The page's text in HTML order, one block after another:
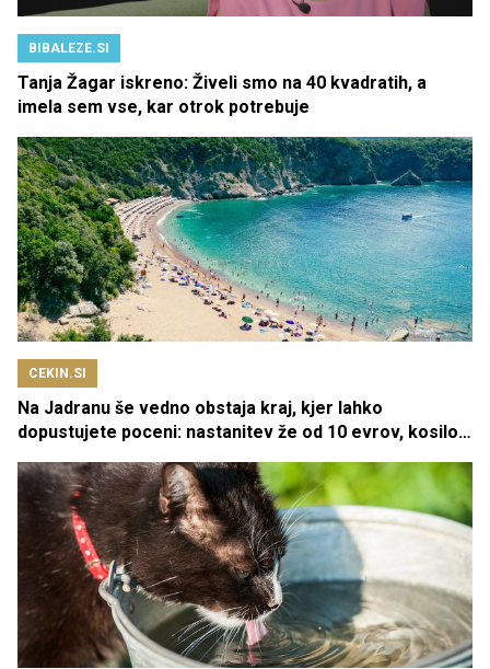
BIBALEZE.SI
Tanja Žagar iskreno: Živeli smo na 40 kvadratih, a
imela sem vse, kar otrok potrebuje
CEKIN.SI
Na Jadranu še vedno obstaja kraj, kjer lahko
dopustujete poceni: nastanitev že od 10 evrov, kosilo